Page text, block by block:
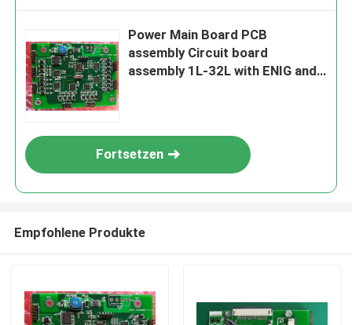
Power Main Board PCB
assembly Circuit board
assembly 1L-32L with ENIG and
Fortsetzen
Empfohlene Produkte